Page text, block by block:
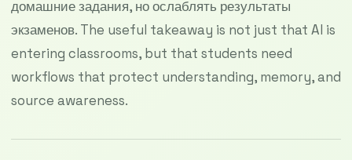
домашние задания, но ослаблять результаты
экзаменов. The useful takeaway is not just that AI is
entering classrooms, but that students need
workflows that protect understanding, memory, and
source awareness.